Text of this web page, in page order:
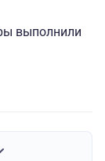
выполнили